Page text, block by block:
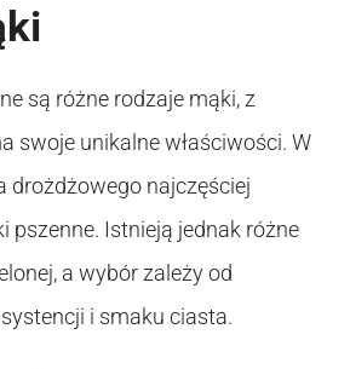
są różne rodzaje mąki, z
swoje unikalne właściwości. W
drożdżowego najczęściej
pszenne. Istnieją jednak różne
a wybór zależy od
i smaku ciasta.